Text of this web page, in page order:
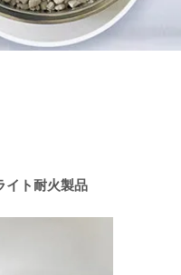
イト耐火製品